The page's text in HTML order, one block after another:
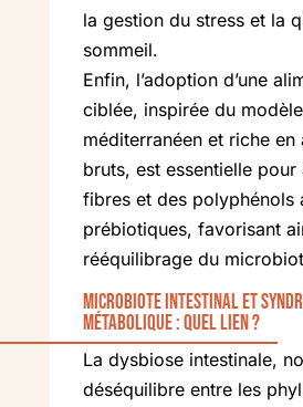
la gestion du stress et la
sommeil.
Enfin, l’adoption d’une
ciblée, inspirée du modèle
méditerranéen et riche en
bruts, est essentielle
fibres et des polyphénols
prébiotiques, favorisant
rééquilibrage du
Microbiote intestinal et
métabolique : quel lien ?
La dysbiose intestinale,
déséquilibre entre les